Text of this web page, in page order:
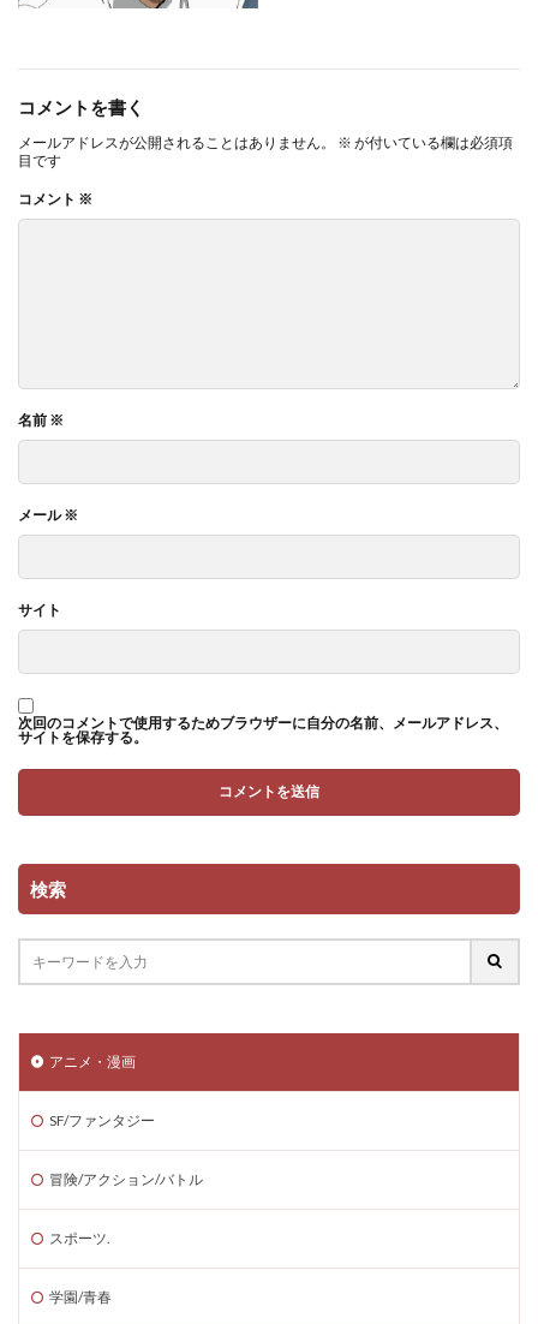
コメントを書く
メールアドレスが公開されることはありません。 ※ が付いている欄は必須項
目です
コメント ※
名前 ※
メール※
サイト
次回のコメントで使用するためブラウザーに自分の名前、メールアドレス、
サイトを保存する。
検索
アニメ・漫画
SF/ファンタジー
冒険/アクション/バトル
スポーツ.
学園/青春